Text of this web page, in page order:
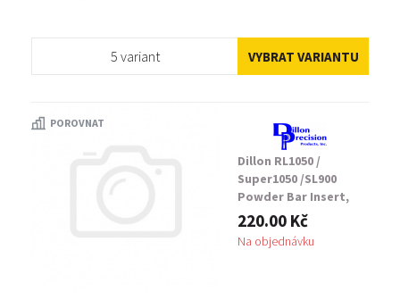
5 variant VYBRAT VARIANTU
POROVNAT
Dillon RL1050 /
Super1050 /SL900
Powder Bar Insert,
Large
220.00 Kč
Na objednávku